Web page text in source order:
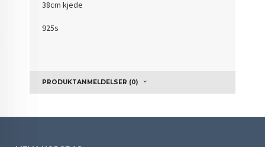
38cm kjede
925s
PRODUKTANMELDELSER (0)